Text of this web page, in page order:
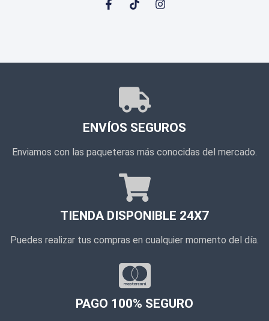
ENVÍOS SEGUROS
Enviamos con las paqueteras más conocidas del mercado.
TIENDA DISPONIBLE 24X7
Puedes realizar tus compras en cualquier momento del día.
PAGO 100% SEGURO